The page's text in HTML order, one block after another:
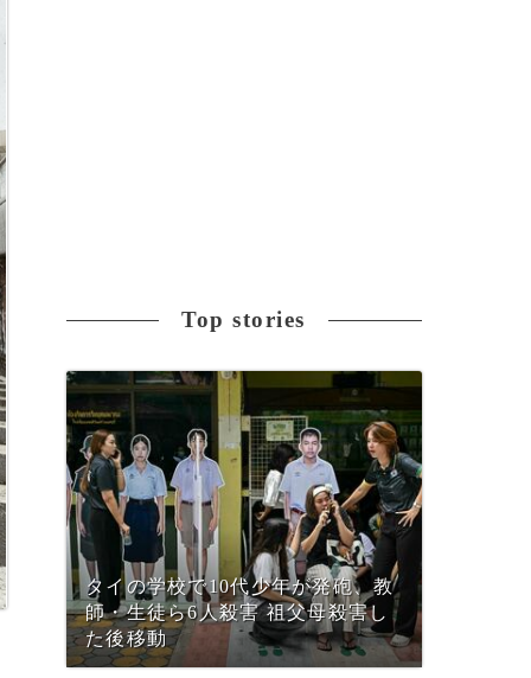
Top stories
タイの学校で10代少年が発砲、教
師・生徒ら6人殺害 祖父母殺害し
た後移動